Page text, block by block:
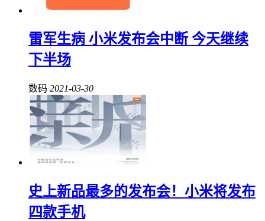
雷军生病 小米发布会中断 今天继续
下半场
数码 2021-03-30
史上新品最多的发布会！小米将发布
四款手机